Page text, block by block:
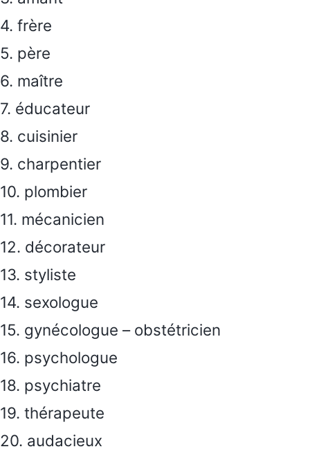
4. frère
5. père
6. maître
7. éducateur
8. cuisinier
9. charpentier
10. plombier
11. mécanicien
12. décorateur
13. styliste
14. sexologue
15. gynécologue – obstétricien
16. psychologue
18. psychiatre
19. thérapeute
20. audacieux